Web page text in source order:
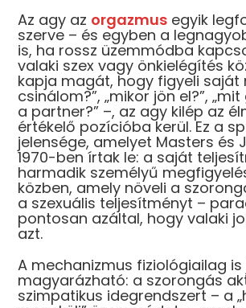
Az agy az orgazmus egyik
szerve – és egyben a
is, ha rossz üzemmódba
valaki szex vagy önkielégítés
kapja magát, hogy figyeli saját
csinálom?”, „mikor jön el?”,
a partner?” –, az agy kilép az
értékelő pozícióba kerül. Ez a
jelensége, amelyet Masters és
1970-ben írtak le: a saját
harmadik személyű
közben, amely növeli a
a szexuális teljesítményt –
pontosan azáltal, hogy valaki
azt.
A mechanizmus fiziológiailag is
magyarázható: a szorongás
szimpatikus idegrendszert – a